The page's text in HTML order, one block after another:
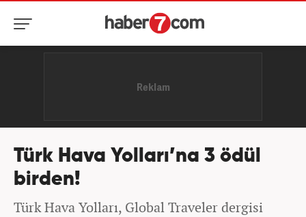
Türk Hava Yolları’na 3 ödül
birden!
Türk Hava Yolları, Global Traveler dergisi